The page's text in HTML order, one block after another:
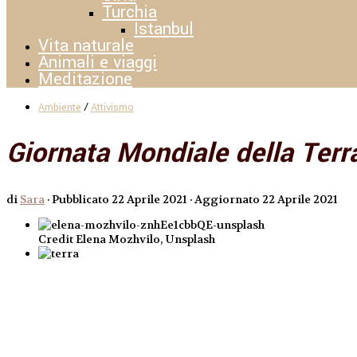
Turchia
Istanbul
Vita naturale
Animali e viaggi
Meditazione
Ambiente /Attivismo
Giornata Mondiale della
di Sara · Pubblicato 22 Aprile 2021 · Aggiornato 22 Aprile 2021
Credit Elena Mozhvilo, Unsplash